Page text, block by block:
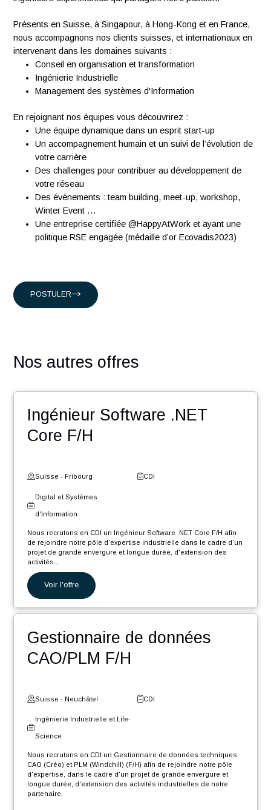
La forme masculine désigne, lorsqu’il y a lieu, aussi bien les
femmes que les hommes, l’emploi du masculin a pour but
faciliter la lecture du texte.
À propos d'Antaes
management et technologie classée dans le top 15 des
sociétés de conseil en Suisse. Nous comptons plus de 300
ingénieurs expérimentés qui partagent notre passion.
Présents en Suisse, à Singapour, à Hong-Kong et en
nous accompagnons nos clients suisses, et internationaux
intervenant dans les domaines suivants :
Conseil en organisation et transformation
Ingénierie Industrielle
En rejoignant nos équipes vous découvrirez :
Une équipe dynamique dans un esprit start-up
Un accompagnement humain et un suivi de l’évolution
votre réseau
Des événements : team building, meet-up, workshop,
politique RSE engagée (médaille d’or Ecovadis2023)
POSTULER
Nos autres offres
Ingénieur Software .NET
Core F/H
Digital et Systèmes
d'Information
de rejoindre notre pôle d'expertise industrielle dans le cadre d'un
projet de grande envergure et longue durée, d'extension des
activités...